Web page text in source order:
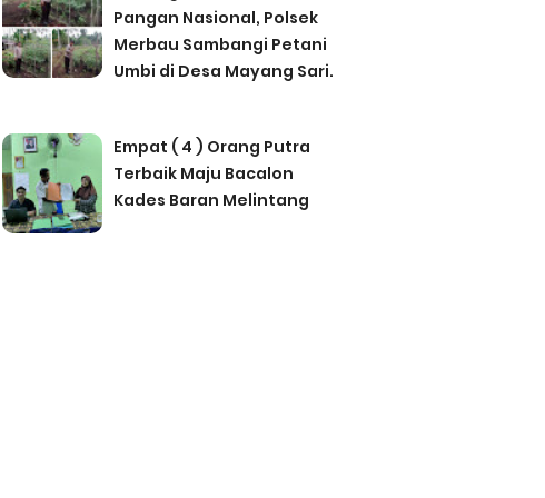
Pangan Nasional, Polsek
Merbau Sambangi Petani
Umbi di Desa Mayang Sari.
Empat ( 4 ) Orang Putra
Terbaik Maju Bacalon
Kades Baran Melintang